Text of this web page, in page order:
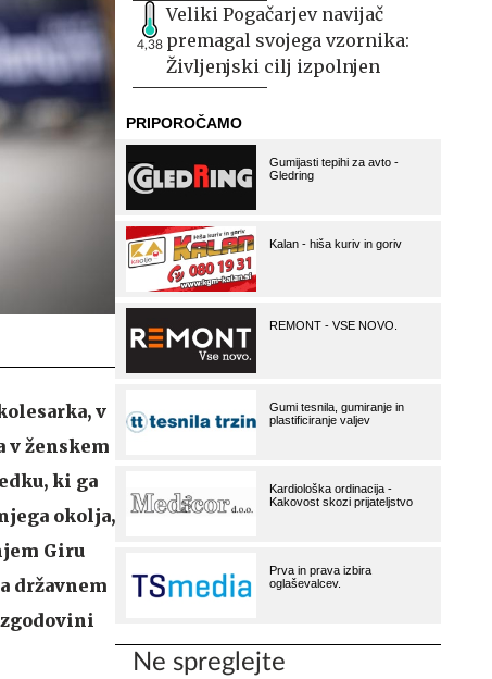
v
v ženskem
ki ga
okolja,
Giru
državnem
4,38
Veliki Pogačarjev navijač
premagal svojega vzornika:
Življenjski cilj izpolnjen
Ne spreglejte